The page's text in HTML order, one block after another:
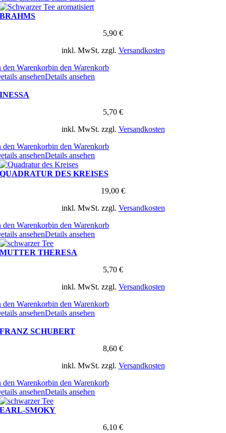
BRAHMS
5,90 €
inkl. MwSt. zzgl. Versandkosten
den Warenkorbin den Warenkorb
ansehenDetails ansehen
INESSA
5,70 €
inkl. MwSt. zzgl. Versandkosten
den Warenkorbin den Warenkorb
ansehenDetails ansehen
QUADRATUR DES KREISES
19,00 €
inkl. MwSt. zzgl. Versandkosten
den Warenkorbin den Warenkorb
ansehenDetails ansehen
MUTTER THERESA
5,70 €
inkl. MwSt. zzgl. Versandkosten
den Warenkorbin den Warenkorb
ansehenDetails ansehen
FRANZ SCHUBERT
8,60 €
inkl. MwSt. zzgl. Versandkosten
den Warenkorbin den Warenkorb
ansehenDetails ansehen
EARL-SMOKY
6,10 €